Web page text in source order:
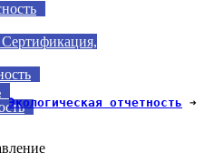
Экологическая отчетность ➔